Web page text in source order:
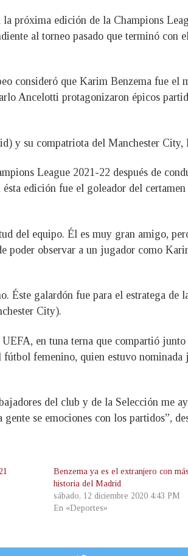
próxima edición de la Champions
al torneo pasado que terminó con
consideró que Karim Benzema fue el
Ancelotti protagonizaron épicos
y su compatriota del Manchester
League 2021-22 después de
edición fue el goleador del certamen
del equipo. Él es muy gran amigo,
poder observar a un jugador como
Éste galardón fue para el estratega de
City).
en tuna terna que compartió
femenino, quien estuvo nominada
del club y de la Selección me
se emociones con los partidos”,
Benzema ya es el extranjero con
historia del Madrid
sábado, 12 diciembre 2020 4:43 PM
En «Deportes»